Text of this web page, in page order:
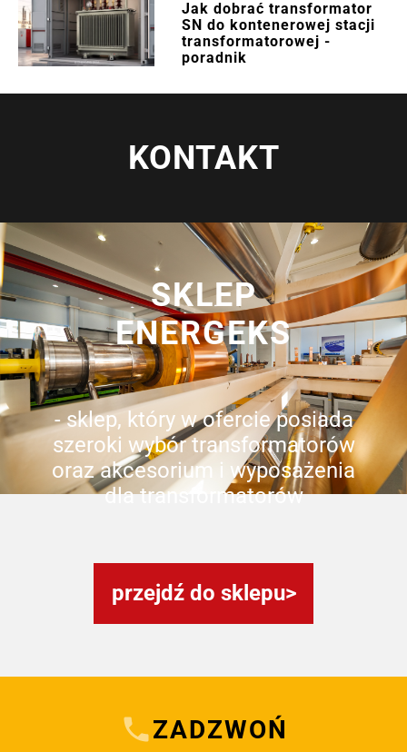
Jak dobrać transformator
SN do kontenerowej stacji
transformatorowej -
poradnik
KONTAKT
SKLEP
ENERGEKS
- sklep, który w ofercie posiada
szeroki wybór transformatorów
oraz akcesorium i wyposażenia
dla transformatorów
przejdź do sklepu
ZADZWOŃ